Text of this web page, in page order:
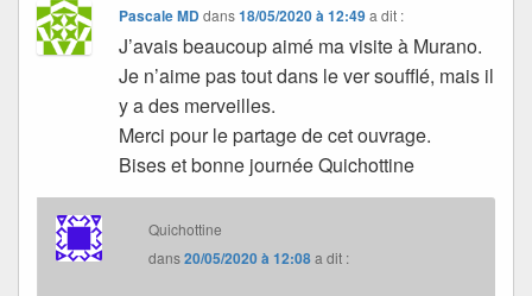
Pascale MDdans18/05/2020 à 12:49 a dit :
J’avais beaucoup aimé ma visite à Murano.
Je n’aime pas tout dans le ver soufflé, mais il
y a des merveilles.
Merci pour le partage de cet ouvrage.
Bises et bonne journée Quichottine
Quichottine
dans20/05/2020 à 12:08a dit :